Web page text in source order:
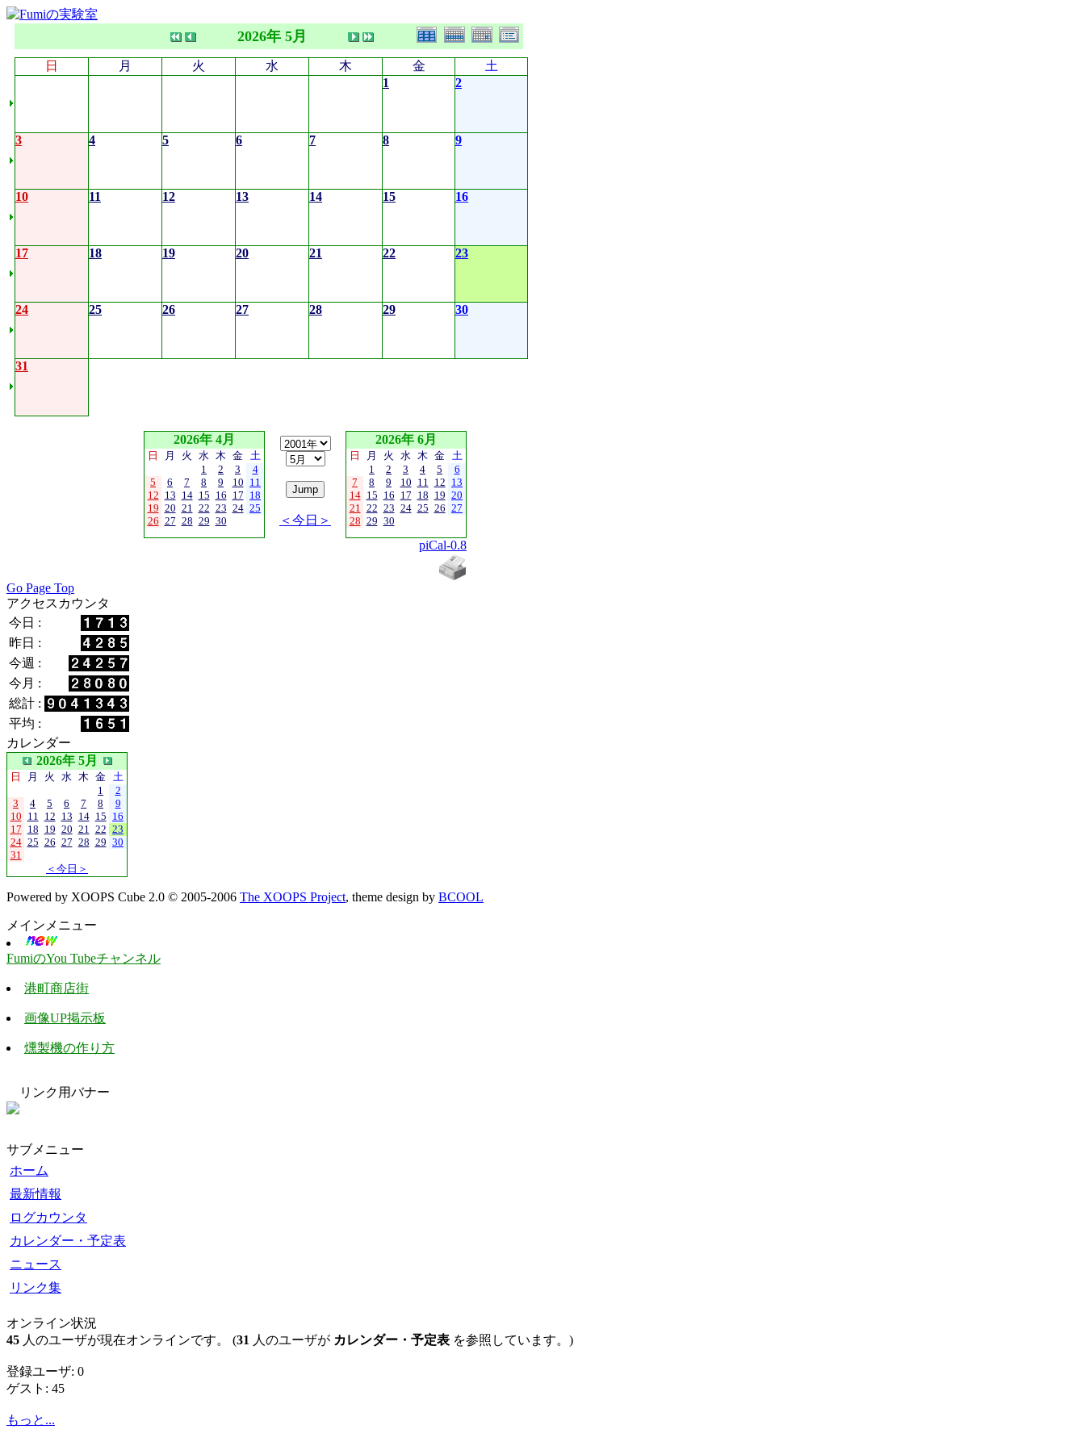
2026年 5月
日 月 火 水 木 金
土
1
2
3 4 5 6 7 8 9
10 11 12 13 14 15 16
17 18 19 20 21 22 23
24 25 26 27 28 29 30
31
2026年 4月
日 月 火 水 木 金 土
1
2 3
4
5
6 7 8 9 10 11
12 13 14 15 16 17 18
19 20 21 22 23 24 25
26 27 28 29 30 ＜今日＞
2026年 6月
日 月 火 水 木 金 土
1
2 3 4 5
6
7
8 9 10 11 12 13
14 15 16 17 18 19 20
21 22 23 24 25 26 27
28 29 30
piCal-0.8
Go Page Top
アクセスカウンタ
今日 :
昨日 :
今週 :
今月 :
総計 :
平均 :
カレンダー
2026年 5月
日 月 火 水 木 金 土
1
2
3
4 5 6 7 8
9
10 11 12 13 14 15 16
17 18 19 20 21 22 23
24 25 26 27 28 29 30
31
＜今日＞
Powered by XOOPS Cube 2.0 © 2005-2006 The XOOPS Project, theme design by BCOOL
メインメニュー
FumiのYou Tubeチャンネル
港町商店街
画像UP掲示板
燻製機の作り方
リンク用バナー
サブメニュー
ホーム
最新情報
ログカウンタ
カレンダー・予定表
ニュース
リンク集
オンライン状況
45 人のユーザが現在オンラインです。 (31 人のユーザが カレンダー・予定表 を参照しています。)
登録ユーザ: 0
ゲスト: 45
もっと...